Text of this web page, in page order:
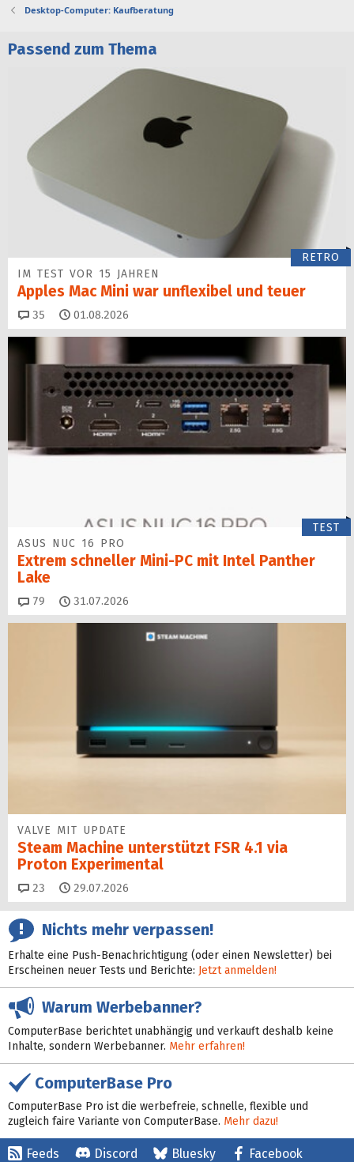
Desktop-Computer: Kaufberatung
Passend zum Thema
RETRO
IM TEST VOR 15 JAHREN
Apples Mac Mini war unflexibel und teuer
35 Kommentare
01.08.2026
TEST
ASUS NUC 16 PRO
Extrem schneller Mini-PC mit Intel Panther
Lake
79 Kommentare
31.07.2026
VALVE MIT UPDATE
Steam Machine unterstützt FSR 4.1 via
Proton Experimental
23 Kommentare
29.07.2026
Nichts mehr verpassen!
Erhalte eine Push-Benachrichtigung (oder einen Newsletter) bei
Erscheinen neuer Tests und Berichte: Jetzt anmelden!
Warum Werbebanner?
ComputerBase berichtet unabhängig und verkauft deshalb keine
Inhalte, sondern Werbebanner. Mehr erfahren!
ComputerBase Pro
ComputerBase Pro ist die werbefreie, schnelle, flexible und
zugleich faire Variante von ComputerBase. Mehr dazu!
Feeds Discord Bluesky Facebook